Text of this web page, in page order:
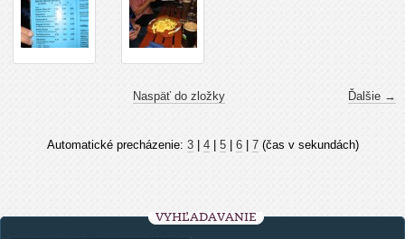
Ďalšie →
Naspäť do zložky
Automatické precházenie: 3| 4| 5| 6| 7(čas v sekundách)
VYHĽADÁVANIE